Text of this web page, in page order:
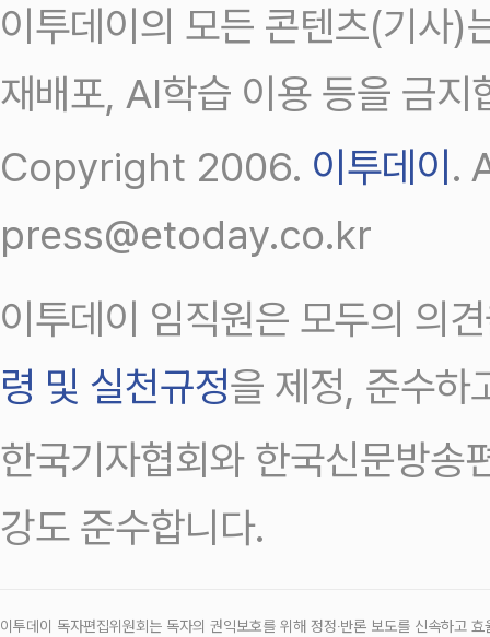
이투데이의 모든 콘텐츠(기사)
재배포, AI학습 이용 등을 금지
Copyright 2006. 이투데이 .
press@etoday.co.kr
이투데이 임직원은 모두의 의
령 및 실천규정을 제정, 준수하
한국기자협회와 한국신문방송
강도 준수합니다.
이투데이 독자편집위원회는 독자의 권익보호를 위해 정정‧반론 보도를 신속하고